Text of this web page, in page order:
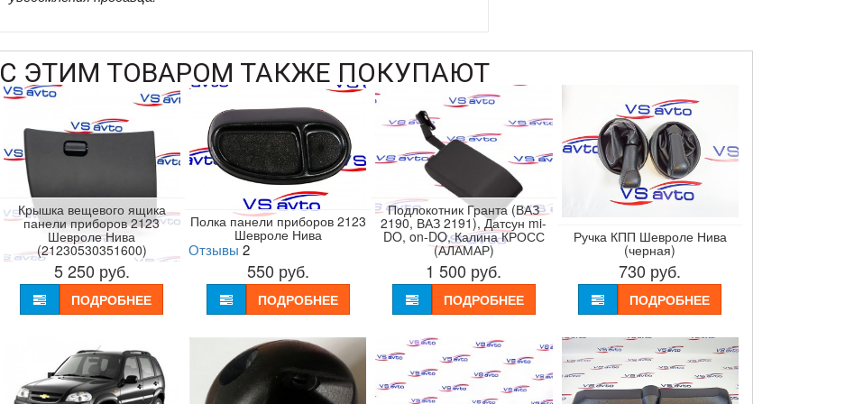
С ЭТИМ ТОВАРОМ ТАКЖЕ ПОКУПАЮТ
Крышка вещевого ящика
панели приборов 2123
Шевроле Нива
(21230530351600)
5 250 руб.
ПОДРОБНЕЕ
Полка панели приборов 2123
Шевроле Нива
Отзывы 2
550 руб.
ПОДРОБНЕЕ
Подлокотник Гранта (ВАЗ
2190, ВАЗ 2191), Датсун mi-
DO, on-DO, Калина КРОСС
(АЛАМАР)
1 500 руб.
ПОДРОБНЕЕ
Ручка КПП Шевроле Нива
(черная)
730 руб.
ПОДРОБНЕЕ